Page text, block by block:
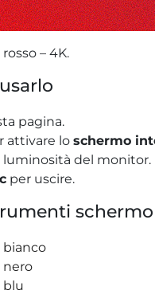
– 4K.
pagina.
attivare lo schermo
luminosità del monitor.
per uscire.
schermo
bianco
nero
blu